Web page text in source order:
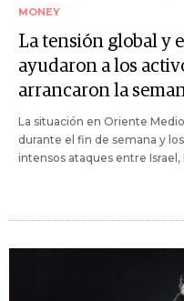
MONEY
La tensión global y
ayudaron a los
arrancaron la
La situación en Oriente
durante el fin de semana y
intensos ataques entre Israel,